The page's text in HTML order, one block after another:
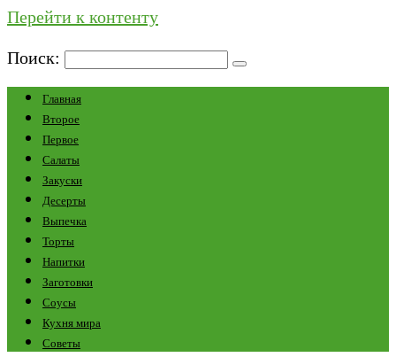
Перейти к контенту
Поиск:
Главная
Второе
Первое
Салаты
Закуски
Десерты
Выпечка
Торты
Напитки
Заготовки
Соусы
Кухня мира
Советы